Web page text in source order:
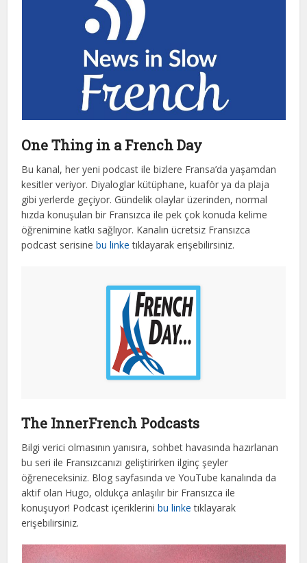
One Thing in a French Day
Bu kanal, her yeni podcast ile bizlere Fransa’da yaşamdan
kesitler veriyor. Diyaloglar kütüphane, kuaför ya da plaja
gibi yerlerde geçiyor. Gündelik olaylar üzerinden, normal
hızda konuşulan bir Fransızca ile pek çok konuda kelime
öğrenimine katkı sağlıyor. Kanalın ücretsiz Fransızca
podcast serisinebu linke tıklayarak erişebilirsiniz.
The InnerFrench Podcasts
Bilgi verici olmasının yanısıra, sohbet havasında hazırlanan
bu seri ile Fransızcanızı geliştirirken ilginç şeyler
öğreneceksiniz. Blog sayfasında ve YouTube kanalında da
aktif olan Hugo, oldukça anlaşılır bir Fransızca ile
konuşuyor! Podcast içeriklerinibu linke tıklayarak
erişebilirsiniz.